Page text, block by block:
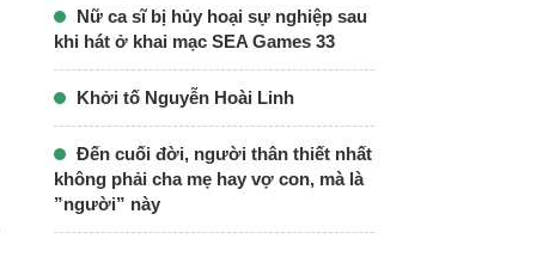
Nữ ca sĩ bị hủy hoại sự nghiệp sau
khi hát ở khai mạc SEA Games 33
Khởi tố Nguyễn Hoài Linh
Đến cuối đời, người thân thiết nhất
không phải cha mẹ hay vợ con, mà là
”người” này